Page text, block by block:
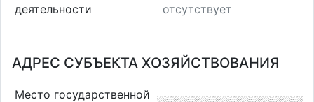
деятельности
отсутствует
АДРЕС СУБЪЕКТА ХОЗЯЙСТВОВАНИЯ
Место государственной